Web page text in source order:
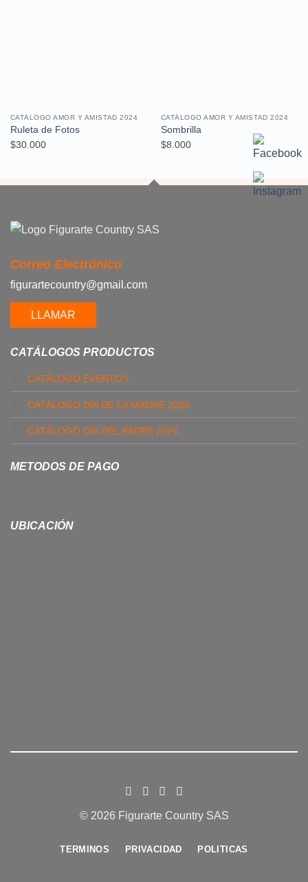
CATÁLOGO AMOR Y AMISTAD 2024
Ruleta de Fotos
$30.000
CATÁLOGO AMOR Y AMISTAD 2024
Sombrilla
$8.000
Correo Electrónico
figurartecountry@gmail.com
LLAMAR
CATÁLOGOS PRODUCTOS
CATÁLOGO EVENTOS
CATÁLOGO DÍA DE LA MADRE 2026
CATÁLOGO DÍA DEL PADRE 2026
METODOS DE PAGO
UBICACIÓN
© 2026 Figurarte Country SAS
TERMINOS PRIVACIDAD POLITICAS